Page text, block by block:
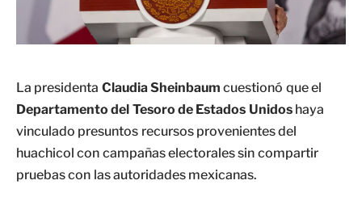
La presidenta Claudia Sheinbaum cuestionó que el
Departamento del Tesoro de Estados Unidoshaya
vinculado presuntos recursos provenientes del
huachicol con campañas electorales sin compartir
pruebas con las autoridades mexicanas.